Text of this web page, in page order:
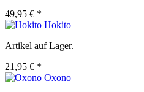
49,95 € *
Hokito
Artikel auf Lager.
21,95 € *
Oxono